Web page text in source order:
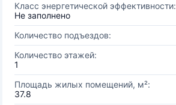
Класс энергетической эффективности:
Не заполнено
Количество подъездов:
Количество этажей:
1
Площадь жилых помещений, м²:
37.8